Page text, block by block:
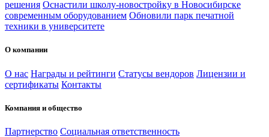
решения Оснастили школу-новостройку в Новосибирске
современным оборудованием Обновили парк печатной
техники в университете
О компании
О нас Награды и рейтинги Статусы вендоров Лицензии и
сертификаты Контакты
Компания и общество
Партнерство Социальная ответственность